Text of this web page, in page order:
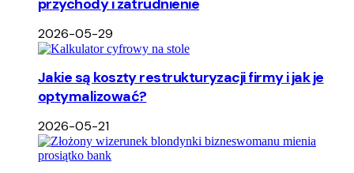
przychody i zatrudnienie
2026-05-29
Jakie są koszty restrukturyzacji firmy i jak je
optymalizować?
2026-05-21